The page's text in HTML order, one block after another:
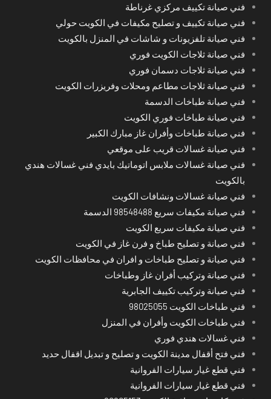
فني صيانة تكييف مركزي غرناطة
فني صيانة تكييف و تصليح مكيفات في الكويت حولي
فني صيانة تلفزيونات و شاشات في المنزل بالكويت
فني صيانة ثلاجات الكويت فوري
فني صيانة ثلاجات دسمان فوري
فني صيانة ثلاجات مطاعم ومحلات وفريزرات الكويت
فني صيانة طباخات الدسمة
فني صيانة طباخات فوري الكويت
فني صيانة طباخات وأفران غاز مبارك الكبير
فني صيانة غسالات قريب على موقعي
فني صيانة غسالات ملابس اتوماتيك بايدي فني غسالات هندي
بالكويت
فني صيانة غسالات ونشافات الكويت
فني صيانة مكيفات سريع 98548488 الدسمة
فني صيانة مكيفات سريع الكويت
فني صيانة و تصليح طباخ و فرن غاز في الكويت
فني صيانة و تصليح طباخات و افران في محافظات الكويت
فني صيانة وتركيب أفران غاز وطباخات
فني صيانة وتركيب تكييف الجابرية
فني طباخات الكويت 98025055
فني طباخات الكويت وأفران في المنزل
فني غسالات هندي فوري
فني فتح أقفال مدينة الكويت و تصليح و تبديل اقفال حديد
فني قطع غيار سيارات الفروانية
فني قطع غيار سيارات الفروانية